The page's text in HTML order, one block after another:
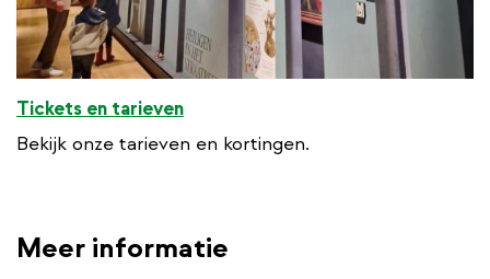
Tickets en tarieven
Bekijk onze tarieven en kortingen.
Meer informatie